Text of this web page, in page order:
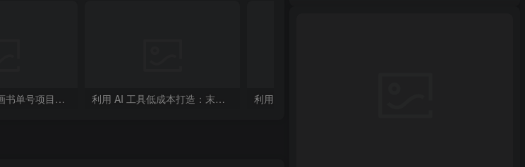
“不略”爆火简笔画书单号项目拆解，利用AI快速制作简笔画书单视频 利用 AI 工具低成本打造：末日生存题材系列短片，